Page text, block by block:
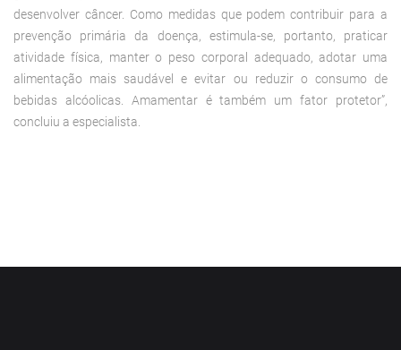
desenvolver câncer. Como medidas que podem contribuir para a
prevenção primária da doença, estimula-se, portanto, praticar
atividade física, manter o peso corporal adequado, adotar uma
alimentação mais saudável e evitar ou reduzir o consumo de
bebidas alcóolicas. Amamentar é também um fator protetor”,
concluiu a especialista.